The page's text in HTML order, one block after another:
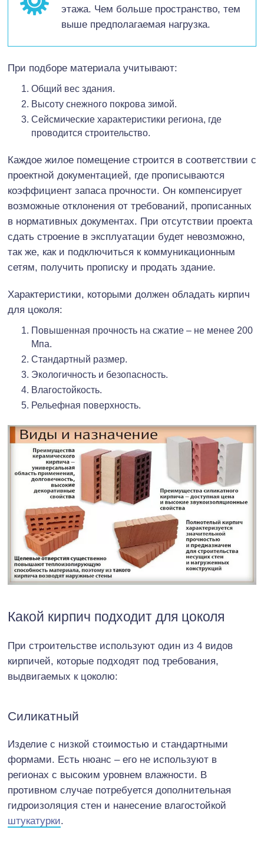
этажа. Чем больше пространство, тем
выше предполагаемая нагрузка.
При подборе материала учитывают:
Общий вес здания.
Высоту снежного покрова зимой.
Сейсмические характеристики региона, где
проводится строительство.
Каждое жилое помещение строится в соответствии с
проектной документацией, где прописываются
коэффициент запаса прочности. Он компенсирует
возможные отклонения от требований, прописанных
в нормативных документах. При отсутствии проекта
сдать строение в эксплуатации будет невозможно,
так же, как и подключиться к коммуникационным
сетям, получить прописку и продать здание.
Характеристики, которыми должен обладать кирпич
для цоколя:
Повышенная прочность на сжатие – не менее 200
Мпа.
Стандартный размер.
Экологичность и безопасность.
Влагостойкость.
Рельефная поверхность.
Какой кирпич подходит для цоколя
При строительстве используют один из 4 видов
кирпичей, которые подходят под требования,
выдвигаемых к цоколю:
Силикатный
Изделие с низкой стоимостью и стандартными
формами. Есть нюанс – его не используют в
регионах с высоким уровнем влажности. В
противном случае потребуется дополнительная
гидроизоляция стен и нанесение влагостойкой
штукатурки.